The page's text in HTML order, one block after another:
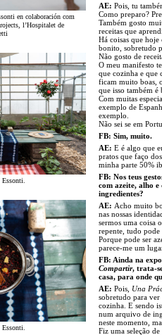
en colaboración com
l’Hospitalet de
Essonti.
Essonti.
AE: Pois, tu
Como preparo?
Também gosto
receitas que
Há coisas que
bonito, sobretudo
Não gosto de
O meu manifesto
que cozinha e que
ficam muito boas,
que isso também é
Com muitas
exemplo de
exemplo.
Não sei se em
FB: Sim, muito.
AE: E é algo que
pratos que faço
minha parte 50%
FB: Nos teus
com azeite, alho e
ingredientes?
AE: Acho muito
nas nossas
sermos uma coisa
repente, tudo pode
Porque pode ser
parece-me um
FB: Ainda na
Compartir, trata-
casa, para onde
AE: Pois, Una
sobretudo para
cozinha. E sendo
num arquivo de
neste momento,
Fiz uma seleção